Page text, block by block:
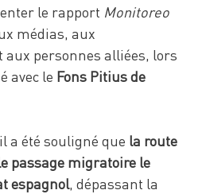
le rapport Monitoreo
médias, aux
personnes alliées, lors
avec le Fons Pitius de
a été souligné que la route
passage migratoire le
espagnol, dépassant la